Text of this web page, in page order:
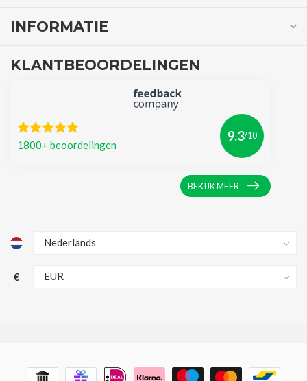
INFORMATIE
KLANTBEOORDELINGEN
1800+ beoordelingen
9.3/10
BEKIJK MEER
€